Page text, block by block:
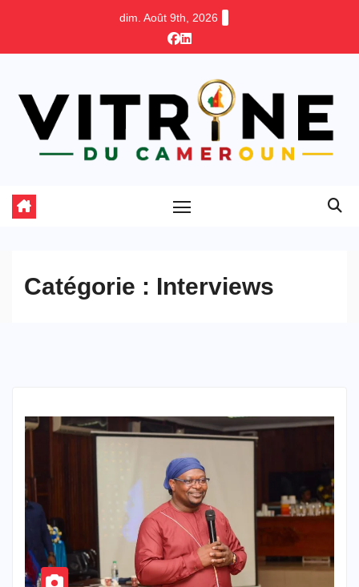
dim. Août 9th, 2026
Catégorie : Interviews